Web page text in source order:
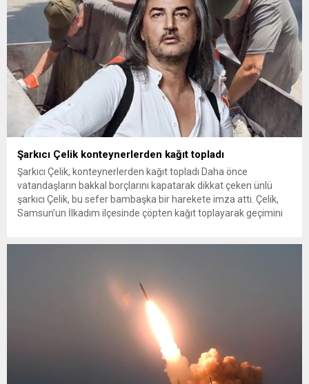
Şarkıcı Çelik konteynerlerden kağıt topladı
Şarkıcı Çelik, konteynerlerden kağıt topladı Daha önce
vatandaşların bakkal borçlarını kapatarak dikkat çeken ünlü
şarkıcı Çelik, bu sefer bambaşka bir harekete imza attı. Çelik,
Samsun’un İlkadım ilçesinde çöpten kağıt toplayarak geçimini